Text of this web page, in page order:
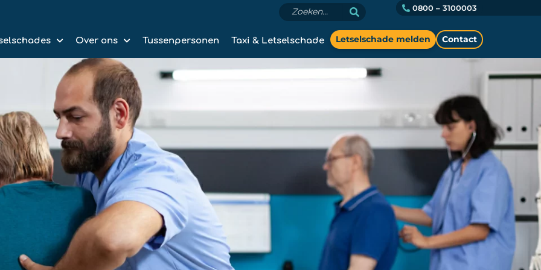
0800 – 3100003
Over ons Tussenpersonen Taxi & Letselschade Letselschade melden Contact